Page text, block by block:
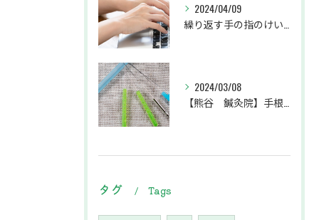
2024/04/09
2024/03/08
タグ Tags